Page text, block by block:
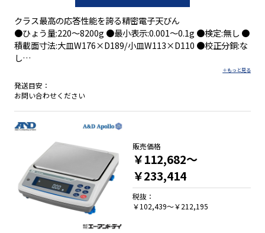
クラス最高の応答性能を誇る精密電子天びん
●ひょう量:220～8200g ●最小表示:0.001～0.1g ●検定:無し ●
積載面寸法:大皿W176×D189/小皿W113×D110 ●校正分銅:な
し
●優れた耐衝撃性
●薬品に強いアルミダイカスト製ボディ
●比重測定・コンパレータ出力など充実の機能
●ＰＣ接続可能
●外部分銅による感度調整
発送目安：
お問い合わせください
販売価格
￥112,682～
￥233,414
税抜：
￥102,439～￥212,195